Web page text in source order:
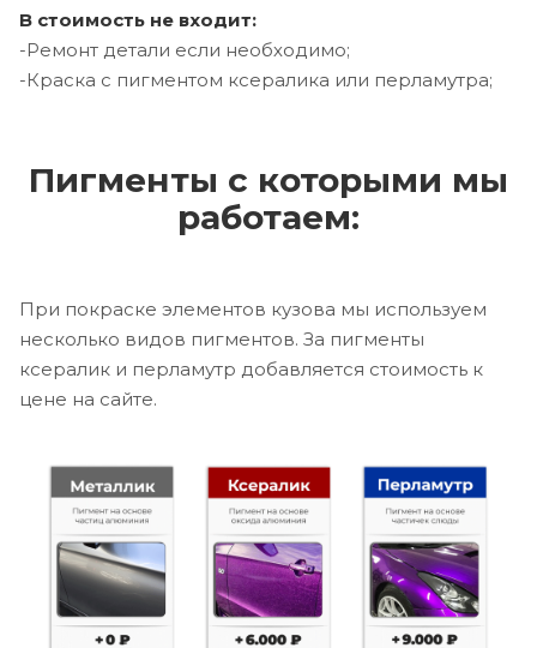
В стоимость не входит:
-Ремонт детали если необходимо;
-Краска с пигментом ксералика или перламутра;
Пигменты с которыми мы
работаем:
При покраске элементов кузова мы используем
несколько видов пигментов. За пигменты
ксералик и перламутр добавляется стоимость к
цене на сайте.